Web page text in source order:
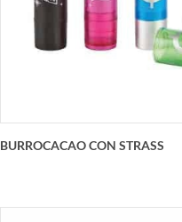
BURROCACAO CON STRASS